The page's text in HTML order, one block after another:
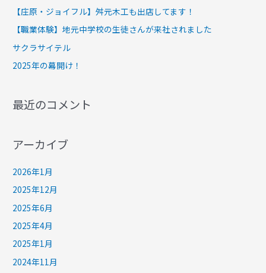
【庄原・ジョイフル】舛元木工も出店してます！
【職業体験】地元中学校の生徒さんが来社されました
サクラサイテル
2025年の幕開け！
最近のコメント
アーカイブ
2026年1月
2025年12月
2025年6月
2025年4月
2025年1月
2024年11月